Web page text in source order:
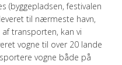
(byggepladsen, festivalen
til nærmeste havn,
transporten, kan vi
vogne til over 20 lande
vogne både på